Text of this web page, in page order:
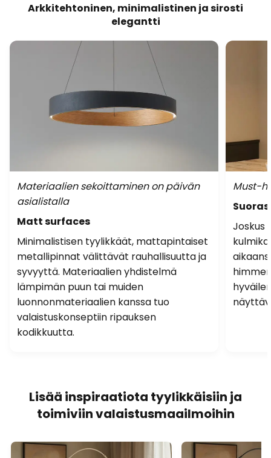
Arkkitehtoninen, minimalistinen ja sirosti
elegantti
Materiaalien sekoittaminen on päivän
asialistalla
Matt surfaces
Minimalistisen tyylikkäät, mattapintaiset
metallipinnat välittävät rauhallisuutta ja
syvyyttä. Materiaalien yhdistelmä
lämpimän puun tai muiden
luonnonmateriaalien kanssa tuo
valaistuskonseptiin ripauksen
kodikkuutta.
Must-
Joskus
Lisää inspiraatiota tyylikkäisiin ja
toimiviin valaistusmaailmoihin